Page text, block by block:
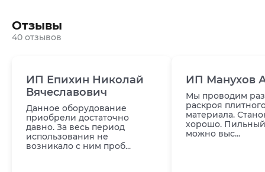
Отзывы
40 отзывов
ИП Епихин Николай
Вячеславович
Данное оборудование
приобрели достаточно
давно. За весь период
использования не
возникало с ним проб...
ИП Манухов
Мы проводим
раскроя
материала.
хорошо.
можно выс...